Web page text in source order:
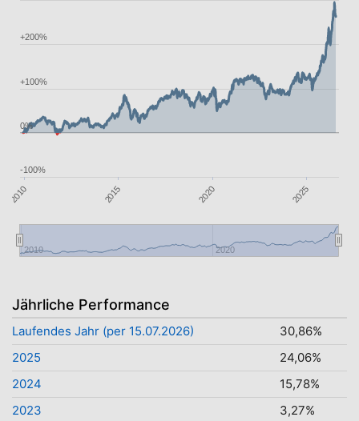
2010 2015 2020 2025
2010 2020
-100%
0%
+100%
+200%
Jährliche Performance
Laufendes Jahr (per 15.07.2026)
30,86%
2025
24,06%
2024
15,78%
2023
3,27%